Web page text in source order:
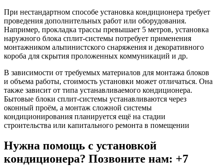
При нестандартном способе установка кондиционера требует
проведения дополнительных работ или оборудования.
Например, прокладка трассы превышает 5 метров, установка
наружного блока сплит-системы потребует применения
монтажником альпинистского снаряжения и декоративного
короба для скрытия проложенных коммуникаций и др.
В зависимости от требуемых материалов для монтажа блоков
и объема работы, стоимость установки может отличаться. Она
также зависит от типа устанавливаемого кондиционера.
Бытовые блоки сплит-системы устанавливаются через
оконный проём, а монтаж сложной системы
кондиционирования планируется ещё на стадии
строительства или капитального ремонта в помещении
Нужна помощь с установкой
кондиционера? Позвоните нам: +7